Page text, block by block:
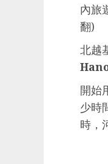
內旅
翻)
北越
開始
少時
時，